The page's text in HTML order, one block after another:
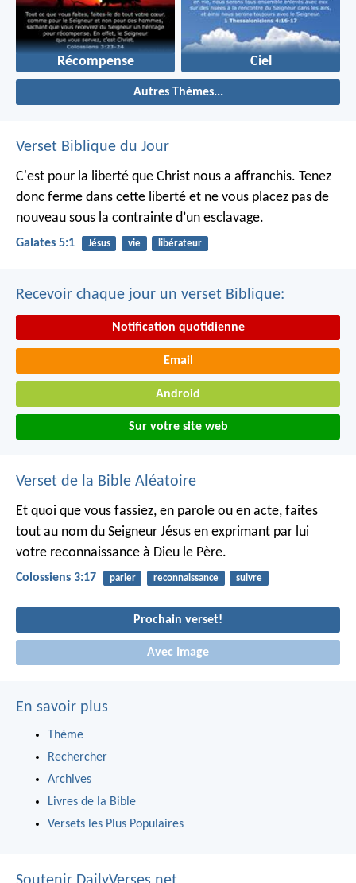
Récompense Ciel
Autres Thèmes...
Verset Biblique du Jour
C'est pour la liberté que Christ nous a affranchis. Tenez
donc ferme dans cette liberté et ne vous placez pas de
nouveau sous la contrainte d’un esclavage.
Galates 5:1 Jésus vie libérateur
Recevoir chaque jour un verset Biblique:
Notification quotidienne
Email
Android
Sur votre site web
Verset de la Bible Aléatoire
Et quoi que vous fassiez, en parole ou en acte, faites
tout au nom du Seigneur Jésus en exprimant par lui
votre reconnaissance à Dieu le Père.
Colossiens 3:17 parler reconnaissance suivre
Prochain verset!
Avec Image
En savoir plus
Thème
Rechercher
Archives
Livres de la Bible
Versets les Plus Populaires